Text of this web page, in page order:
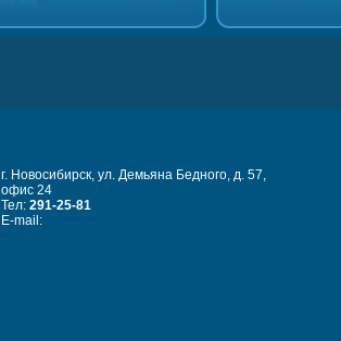
г. Новосибирск, ул. Демьяна Бедного, д. 57,
офис 24
Тел: 291-25-81
E-mail: